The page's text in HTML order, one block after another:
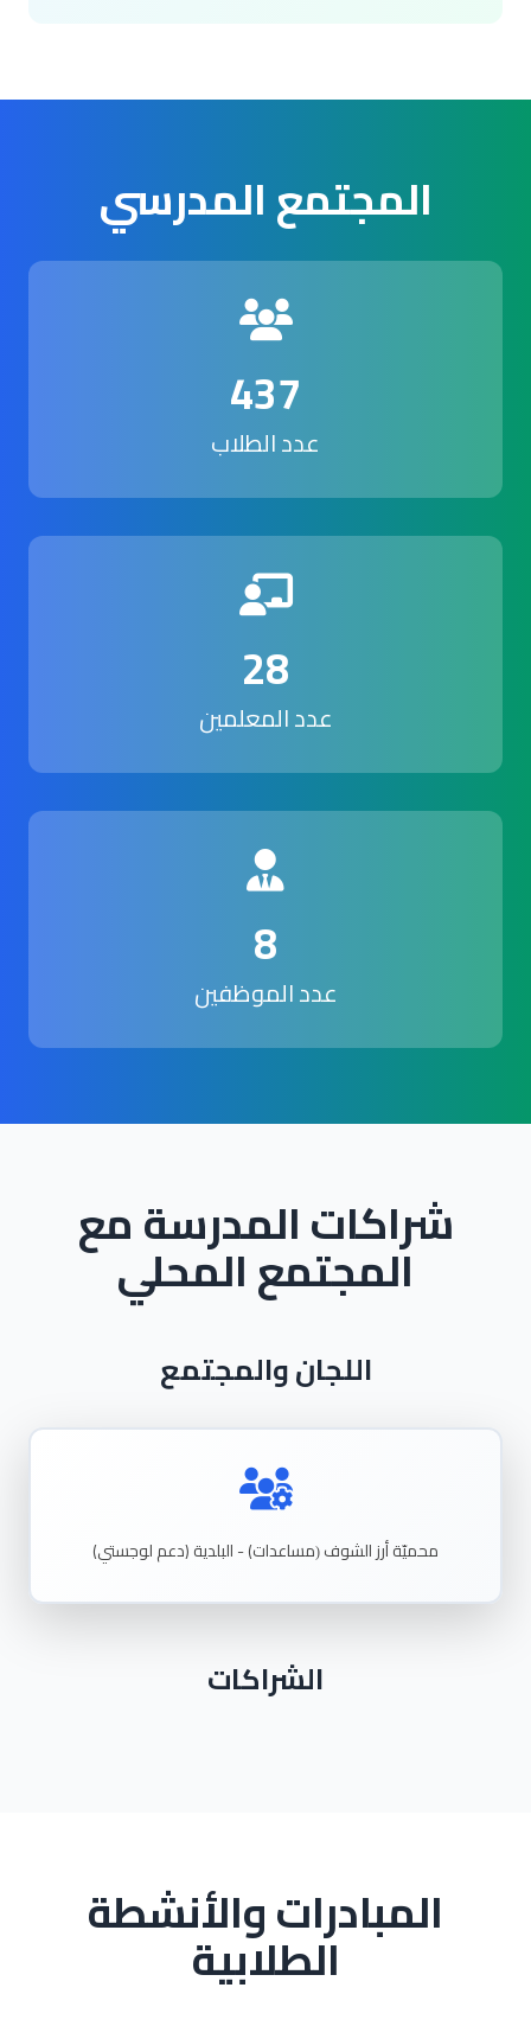
المجتمع المدرسي
437
عدد الطلاب
28
عدد المعلمين
8
عدد الموظفين
شراكات المدرسة مع
المجتمع المحلي
اللجان والمجتمع
محميّةأرزالشوف( مساعدات) - البلدية (دعملوجستي)
الشراكات
المبادرات والأنشطة
الطلابية